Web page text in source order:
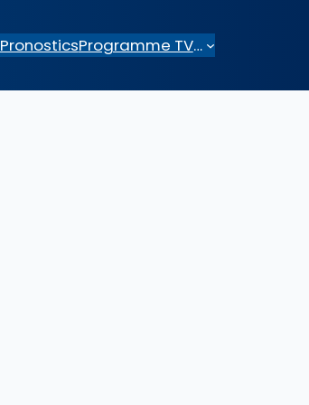
PronosticsProgramme TV…